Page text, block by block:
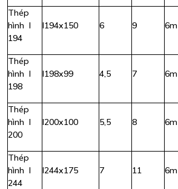
Thép
hình I
194
I194x150 6 9
Thép
hình I
198
I198x99 4,5 7
Thép
hình I
200
I200x100 5,5 8
Thép
hình I
244
I244x175 7 11